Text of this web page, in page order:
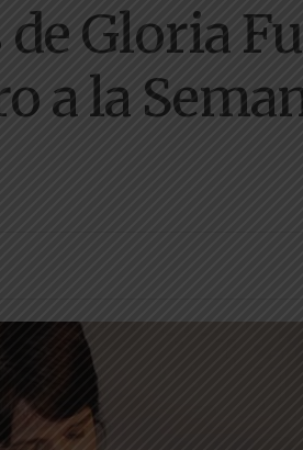
Gloria
a la